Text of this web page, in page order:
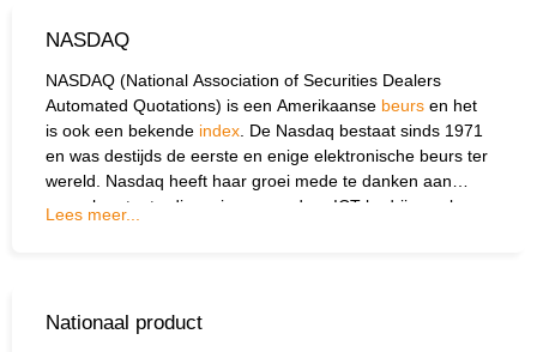
NASDAQ
NASDAQ (National Association of Securities Dealers
Automated Quotations) is een Amerikaanse beurs en het
is ook een bekende index. De Nasdaq bestaat sinds 1971
en was destijds de eerste en enige elektronische beurs ter
wereld. Nasdaq heeft haar groei mede te danken aan
soepelere toetredingseisen waardoor ICT-bedrijven als
Lees meer...
Nationaal product
Wat wil je opzoeken?
Wil je graag de betekenis van een beleggingsterm
weten of is er een andere vraag die je graag